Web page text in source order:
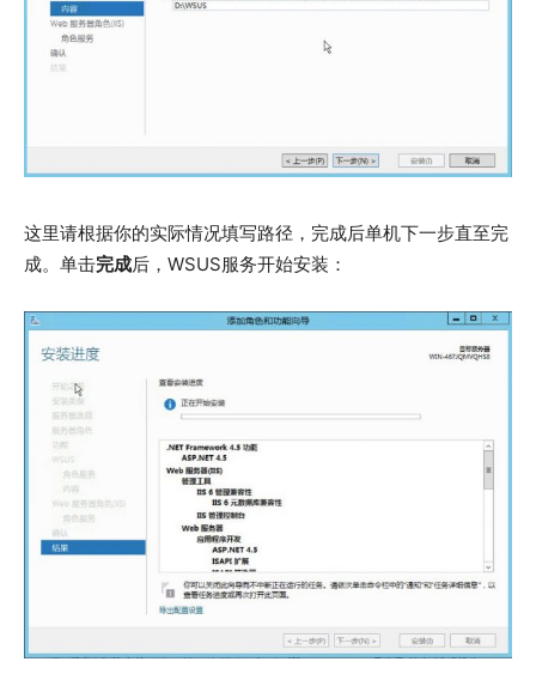
这里请根据你的实际情况填写路径，完成后单机下一步直至完
成。单击完成后，WSUS服务开始安装：